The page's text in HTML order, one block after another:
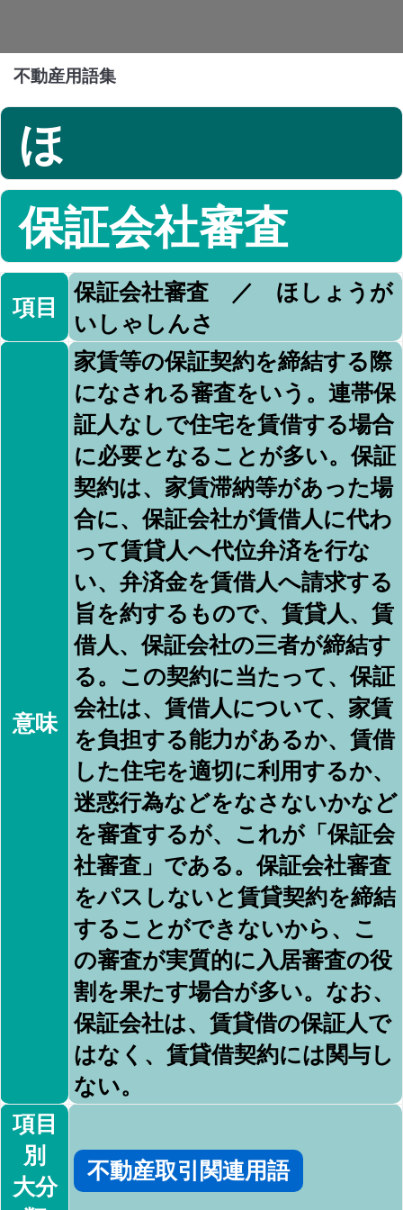
不動産用語集
ほ
保証会社審査
項目
保証会社審査 ／ ほしょうが
いしゃしんさ
意味
家賃等の保証契約を締結する際
になされる審査をいう。連帯保
証人なしで住宅を賃借する場合
に必要となることが多い。保証
契約は、家賃滞納等があった場
合に、保証会社が賃借人に代わ
って賃貸人へ代位弁済を行な
い、弁済金を賃借人へ請求する
旨を約するもので、賃貸人、賃
借人、保証会社の三者が締結す
る。この契約に当たって、保証
会社は、賃借人について、家賃
を負担する能力があるか、賃借
した住宅を適切に利用するか、
迷惑行為などをなさないかなど
を審査するが、これが「保証会
社審査」である。保証会社審査
をパスしないと賃貸契約を締結
することができないから、こ
の審査が実質的に入居審査の役
割を果たす場合が多い。なお、
保証会社は、賃貸借の保証人で
はなく、賃貸借契約には関与し
ない。
項目
別
大分
不動産取引関連用語